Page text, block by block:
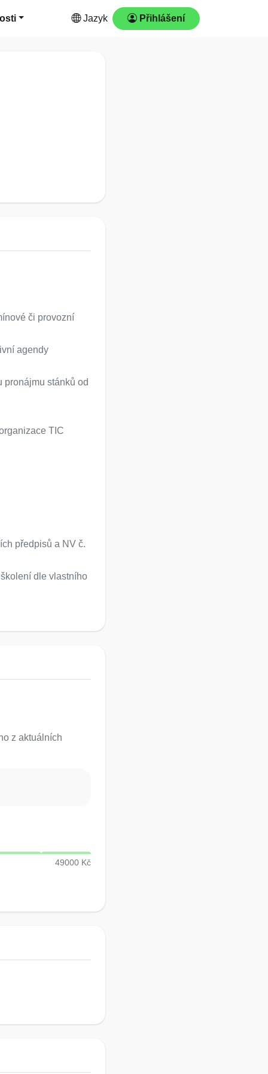
Jazyk Přihlášení
či provozní
agendy
stánků od
TIC
předpisů a NV č.
dle vlastního
z aktuálních
49000 Kč